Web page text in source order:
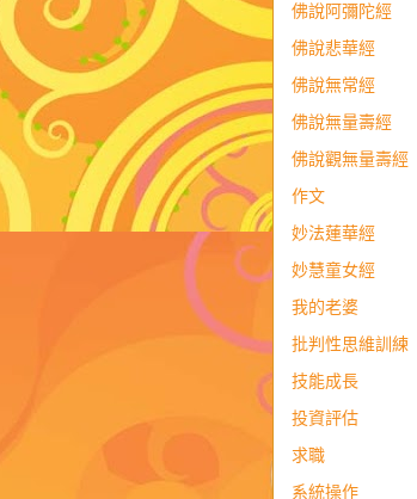
佛說阿彌陀經
佛說悲華經
佛說無常經
佛說無量壽經
佛說觀無量壽經
作文
妙法蓮華經
妙慧童女經
我的老婆
批判性思維訓練
技能成長
投資評估
求職
系統操作